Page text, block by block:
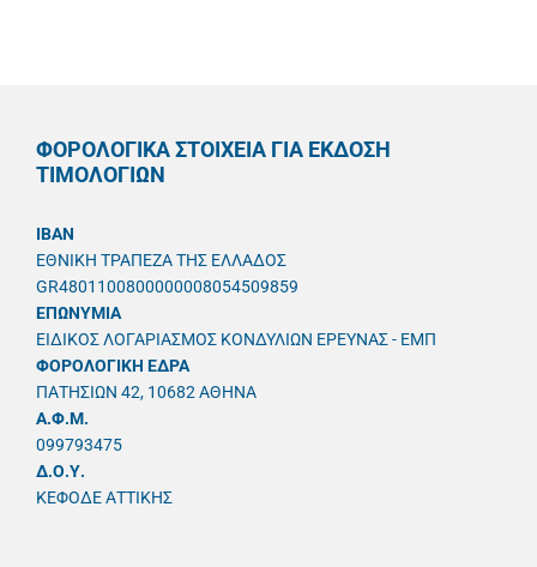
ΦΟΡΟΛΟΓΙΚΑ ΣΤΟΙΧΕΙΑ ΓΙΑ ΕΚΔΟΣΗ
ΤΙΜΟΛΟΓΙΩΝ
IBAN
ΕΘΝΙΚΗ ΤΡΑΠΕΖΑ ΤΗΣ ΕΛΛΑΔΟΣ
GR4801100800000008054509859
ΕΠΩΝΥΜΙΑ
ΕΙΔΙΚΟΣ ΛΟΓΑΡΙΑΣΜΟΣ ΚΟΝΔΥΛΙΩΝ ΕΡΕΥΝΑΣ - ΕΜΠ
ΦΟΡΟΛΟΓΙΚΗ ΕΔΡΑ
ΠΑΤΗΣΙΩΝ 42, 10682 ΑΘΗΝΑ
A.Φ.Μ.
099793475
Δ.Ο.Υ.
ΚΕΦΟΔΕ ΑΤΤΙΚΗΣ